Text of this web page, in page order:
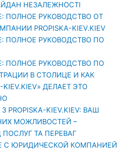
НЕЗАЛЕЖНОСТІ
ПОЛНОЕ РУКОВОДСТВО ОТ
PROPISKA-KIEV.KIEV
ПОЛНОЕ РУКОВОДСТВО ПО
ПОЛНОЕ РУКОВОДСТВО ПО
В СТОЛИЦЕ И КАК
KIEV.KIEV» ДЕЛАЕТ ЭТО
PROPISKA-KIEV.KIEV: ВАШ
МОЖЛИВОСТЕЙ –
ТА ПЕРЕВАГ
С ЮРИДИЧЕСКОЙ КОМПАНИЕЙ